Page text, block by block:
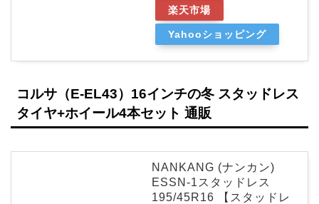
楽天市場
Yahooショッピング
コルサ（E-EL43）16インチの冬 スタッドレス
タイヤ+ホイール4本セット 通販
NANKANG (ナンカン)
ESSN-1スタッドレス
195/45R16 【スタッドレ